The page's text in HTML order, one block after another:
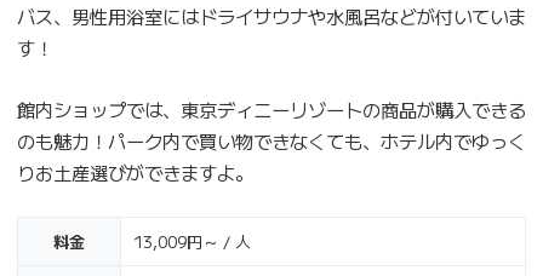
バス、男性用浴室にはドライサウナや水風呂などが付いていま
す！
館内ショップでは、東京ディニーリゾートの商品が購入できる
のも魅力！パーク内で買い物できなくても、ホテル内でゆっく
りお土産選びができますよ。
料金 13,009円～ / 人